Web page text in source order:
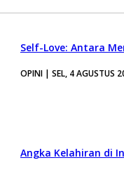
Self-Love: Antara
OPINI | SEL, 4 AGUSTUS
Angka Kelahiran di